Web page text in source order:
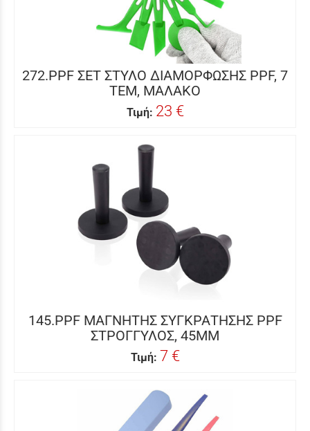
272.PPF ΣΕΤ ΣΤΥΛΟ ΔΙΑΜΟΡΦΩΣΗΣ PPF, 7
ΤΕΜ, ΜΑΛΑΚΟ
Τιμή: 23 €
145.PPF ΜΑΓΝΗΤΗΣ ΣΥΓΚΡΑΤΗΣΗΣ PPF
ΣΤΡΟΓΓΥΛΟΣ, 45MM
Τιμή: 7 €